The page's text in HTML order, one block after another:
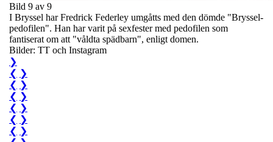
Bild 9 av 9
I Bryssel har Fredrick Federley umgåtts med den dömde "Bryssel-
pedofilen". Han har varit på sexfester med pedofilen som
fantiserat om att "våldta spädbarn", enligt domen.
Bilder: TT och Instagram
❯
❮ ❯
❮ ❯
❮ ❯
❮ ❯
❮ ❯
❮ ❯